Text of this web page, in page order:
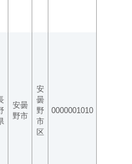
安曇
野市
安
曇
野
市
区
0000001010